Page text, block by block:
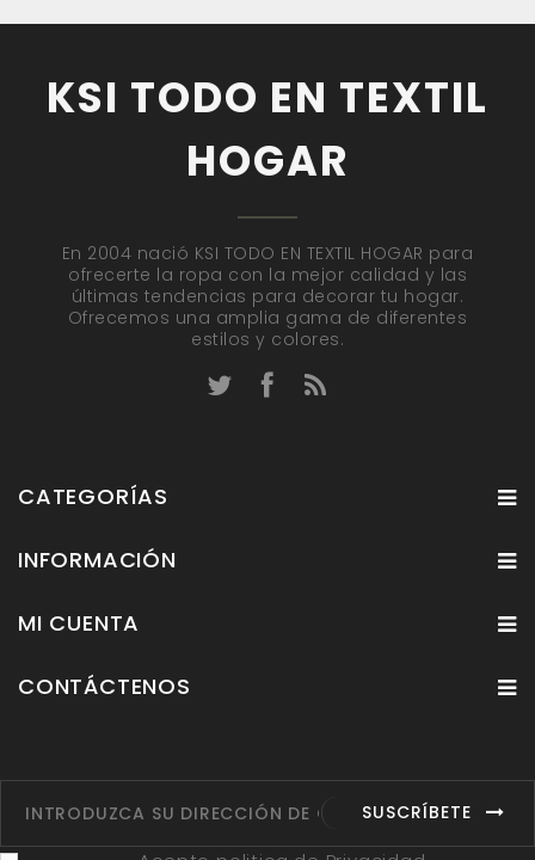
KSI TODO EN TEXTIL
HOGAR
En 2004 nació KSI TODO EN TEXTIL HOGAR para
ofrecerte la ropa con la mejor calidad y las
últimas tendencias para decorar tu hogar.
Ofrecemos una amplia gama de diferentes
estilos y colores.
CATEGORÍAS
INFORMACIÓN
MI CUENTA
CONTÁCTENOS
SUSCRÍBETE